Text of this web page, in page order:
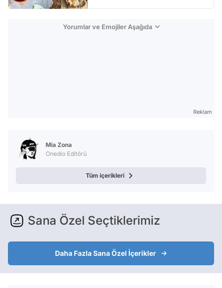
Yorumlar ve Emojiler Aşağıda
Reklam
Mia Zona
Onedio Editörü
Tüm içerikleri
Sana Özel Seçtiklerimiz
Daha Fazla Sana Özel İçerikler